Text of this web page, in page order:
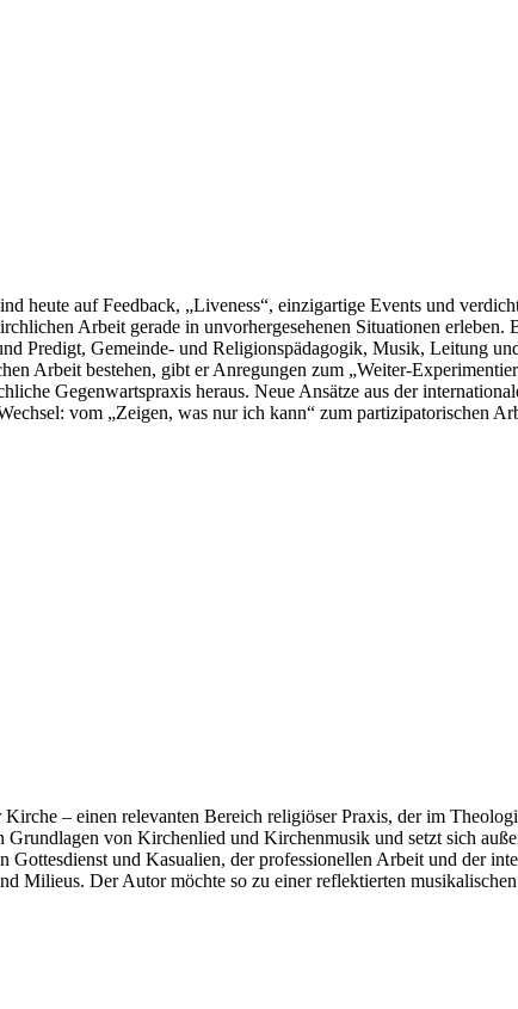
heute auf Feedback, „Liveness“, einzigartige Events und
Arbeit gerade in unvorhergesehenen Situationen erleben.
Predigt, Gemeinde- und Religionspädagogik, Musik, Leitung
Arbeit bestehen, gibt er Anregungen zum „Weiter-
Gegenwartspraxis heraus. Neue Ansätze aus der
vom „Zeigen, was nur ich kann“ zum partizipatorischen
– einen relevanten Bereich religiöser Praxis, der im
von Kirchenlied und Kirchenmusik und setzt sich
und Kasualien, der professionellen Arbeit und der
Milieus. Der Autor möchte so zu einer reflektierten